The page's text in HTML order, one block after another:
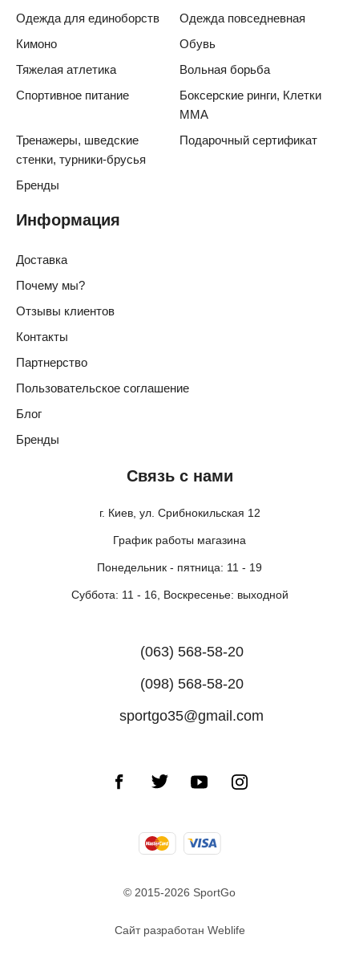
Связь с нами
г. Киев, ул. Срибнокильская 12
График работы магазина
Понедельник - пятница: 11 - 19
Суббота: 11 - 16, Воскресенье: выходной
(063) 568-58-20
(098) 568-58-20
sportgo35@gmail.com
Одежда для единоборств
Одежда повседневная
Кимоно
Обувь
Тяжелая атлетика
Вольная борьба
Спортивное питание
Боксерские ринги, Клетки
ММА
Тренажеры, шведские
стенки, турники-брусья
Подарочный сертификат
Бренды
Информация
Доставка
Почему мы?
Отзывы клиентов
Контакты
Партнерство
Пользовательское соглашение
Блог
Бренды
© 2015-2026 SportGo
Сайт разработан Weblife